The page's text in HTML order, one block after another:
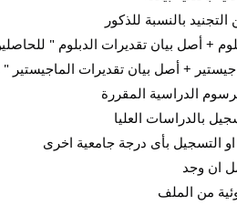
بالنسبة للذكور
+ أصل بيان تقديرات الدبلوم "
+ أصل بيان تقديرات الماجيستير "
الدراسية المقررة
بالدراسات العليا
او التسجيل بأى درجة جامعية اخرى
ان وجد